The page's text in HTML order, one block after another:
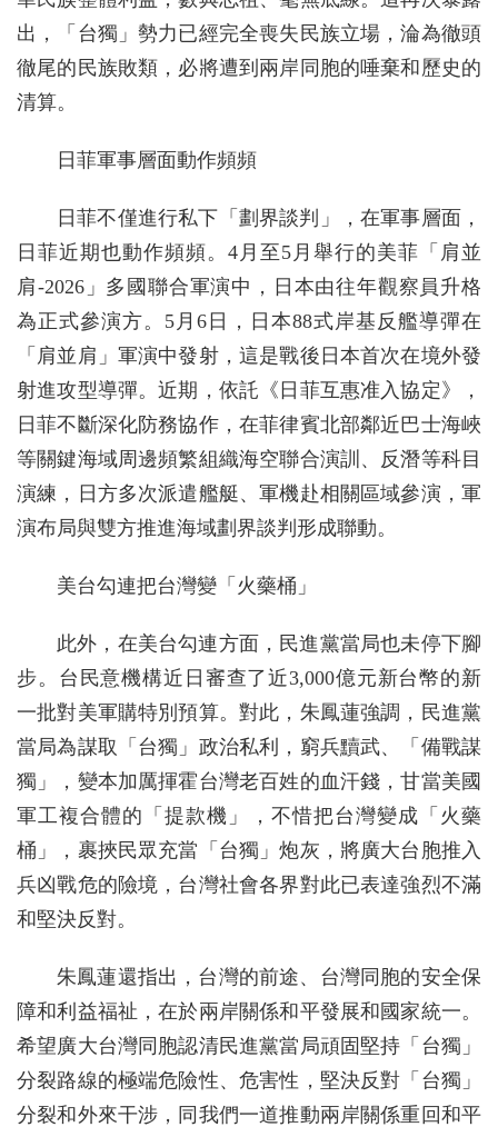
出，「台獨」勢力已經完全喪失民族立場，淪為徹頭
徹尾的民族敗類，必將遭到兩岸同胞的唾棄和歷史的
清算。
日菲軍事層面動作頻頻
日菲不僅進行私下「劃界談判」，在軍事層面，
日菲近期也動作頻頻。4月至5月舉行的美菲「肩並
肩-2026」多國聯合軍演中，日本由往年觀察員升格
為正式參演方。5月6日，日本88式岸基反艦導彈在
「肩並肩」軍演中發射，這是戰後日本首次在境外發
射進攻型導彈。近期，依託《日菲互惠准入協定》，
日菲不斷深化防務協作，在菲律賓北部鄰近巴士海峽
等關鍵海域周邊頻繁組織海空聯合演訓、反潛等科目
演練，日方多次派遣艦艇、軍機赴相關區域參演，軍
演布局與雙方推進海域劃界談判形成聯動。
美台勾連把台灣變「火藥桶」
此外，在美台勾連方面，民進黨當局也未停下腳
步。台民意機構近日審查了近3,000億元新台幣的新
一批對美軍購特別預算。對此，朱鳳蓮強調，民進黨
當局為謀取「台獨」政治私利，窮兵黷武、「備戰謀
獨」，變本加厲揮霍台灣老百姓的血汗錢，甘當美國
軍工複合體的「提款機」，不惜把台灣變成「火藥
桶」，裹挾民眾充當「台獨」炮灰，將廣大台胞推入
兵凶戰危的險境，台灣社會各界對此已表達強烈不滿
和堅決反對。
朱鳳蓮還指出，台灣的前途、台灣同胞的安全保
障和利益福祉，在於兩岸關係和平發展和國家統一。
希望廣大台灣同胞認清民進黨當局頑固堅持「台獨」
分裂路線的極端危險性、危害性，堅決反對「台獨」
分裂和外來干涉，同我們一道推動兩岸關係重回和平